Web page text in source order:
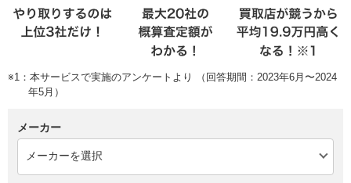
※1：本サービスで実施のアンケートより （回答期間：2023年6月〜2024
年5月）
メーカー